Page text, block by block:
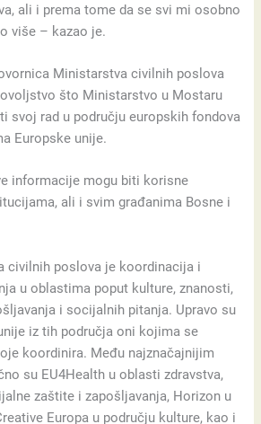
ali i prema tome da se svi mi osobno
više – kazao je.
Ministarstva civilnih poslova
što Ministarstvo u Mostaru
svoj rad u području europskih fondova
Europske unije.
informacije mogu biti korisne
ali i svim građanima Bosne i
civilnih poslova je koordinacija i
u oblastima poput kulture, znanosti,
i socijalnih pitanja. Upravo su
iz tih područja oni kojima se
koordinira. Među najznačajnijim
su EU4Health u oblasti zdravstva,
zaštite i zapošljavanja, Horizon u
Europa u području kulture, kao i